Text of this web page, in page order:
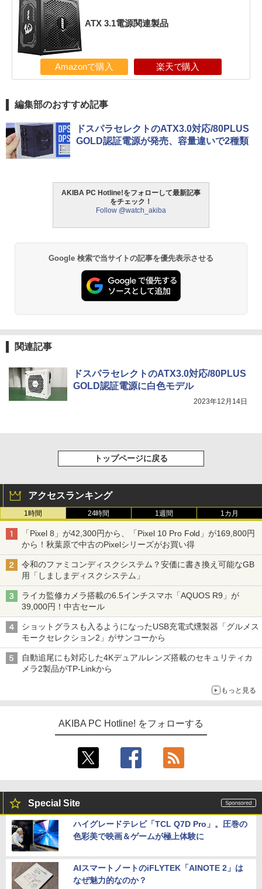
ATX 3.1電源関連製品
Amazonで購入 楽天で購入
編集部のおすすめ記事
ドスパラセレクトのATX3.0対応/80PLUS
GOLD認証電源が発売、容量違いで2種類
AKIBA PC Hotline!をフォローして最新記事
をチェック！
Follow @watch_akiba
Google 検索で当サイトの記事を優先表示させる
関連記事
ドスパラセレクトのATX3.0対応/80PLUS
GOLD認証電源に白色モデル
2023年12月14日
トップページに戻る
アクセスランキング
1時間 24時間 1週間 1カ月
「Pixel 8」が42,300円から、「Pixel 10 Pro Fold」が169,800円
から！秋葉原で中古のPixelシリーズがお買い得
令和のファミコンディスクシステム？安価に書き換え可能なGB
用「しましまディスクシステム」
ライカ監修カメラ搭載の6.5インチスマホ「AQUOS R9」が
39,000円！中古セール
ショットグラスも入るようになったUSB充電式燻製器「グルメス
モークセレクション2」がサンコーから
自動追尾にも対応した4Kデュアルレンズ搭載のセキュリティカ
メラ2製品がTP-Linkから
もっと見る
AKIBA PC Hotline! をフォローする
Special Site
ハイグレードテレビ「TCL Q7D Pro」。圧巻の
色彩美で映画＆ゲームが極上体験に
AIスマートノートのiFLYTEK「AINOTE 2」は
なぜ魅力的なのか？